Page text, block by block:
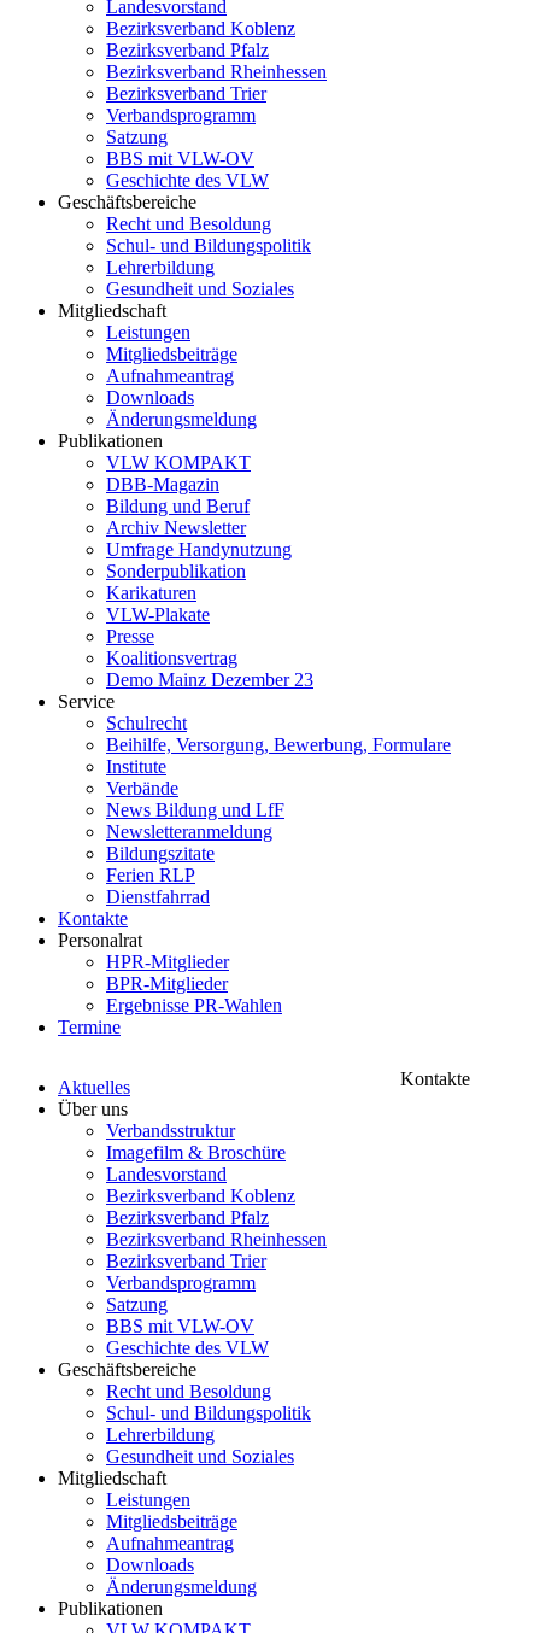
Landesvorstand
Bezirksverband Koblenz
Bezirksverband Pfalz
Bezirksverband Rheinhessen
Bezirksverband Trier
Verbandsprogramm
Satzung
BBS mit VLW-OV
Geschichte des VLW
Geschäftsbereiche
Recht und Besoldung
Schul- und Bildungspolitik
Lehrerbildung
Gesundheit und Soziales
Mitgliedschaft
Leistungen
Mitgliedsbeiträge
Aufnahmeantrag
Downloads
Änderungsmeldung
Publikationen
VLW KOMPAKT
DBB-Magazin
Bildung und Beruf
Archiv Newsletter
Umfrage Handynutzung
Sonderpublikation
Karikaturen
VLW-Plakate
Presse
Koalitionsvertrag
Demo Mainz Dezember 23
Service
Schulrecht
Beihilfe, Versorgung, Bewerbung, Formulare
Institute
Verbände
News Bildung und LfF
Newsletteranmeldung
Bildungszitate
Ferien RLP
Dienstfahrrad
Kontakte
Personalrat
HPR-Mitglieder
BPR-Mitglieder
Ergebnisse PR-Wahlen
Termine
Aktuelles
Über uns
Verbandsstruktur
Imagefilm & Broschüre
Landesvorstand
Bezirksverband Koblenz
Bezirksverband Pfalz
Bezirksverband Rheinhessen
Bezirksverband Trier
Verbandsprogramm
Satzung
BBS mit VLW-OV
Geschichte des VLW
Geschäftsbereiche
Recht und Besoldung
Schul- und Bildungspolitik
Lehrerbildung
Gesundheit und Soziales
Mitgliedschaft
Leistungen
Mitgliedsbeiträge
Aufnahmeantrag
Downloads
Änderungsmeldung
Publikationen
Kontakte